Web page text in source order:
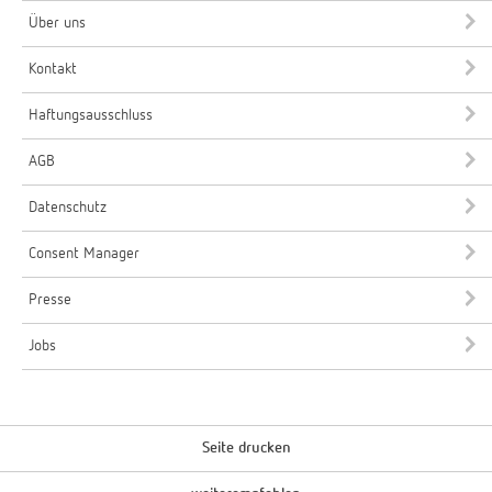
Über uns
Kontakt
Haftungsausschluss
AGB
Datenschutz
Consent Manager
Presse
Jobs
Seite drucken